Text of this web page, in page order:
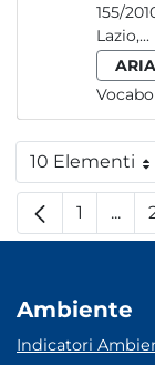
155/
Lazio,...
ARIA
10 Elementi
Per
Pagina
1 ...
Ambiente
Indicatori